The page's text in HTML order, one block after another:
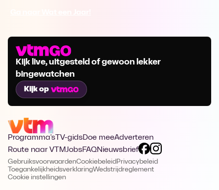
Kijk live, uitgesteld of gewoon lekker
bingewatchen
Kijk op
Programma's TV-gidsDoe meeAdverteren
Route naar VTMJobsFAQNieuwsbrief
GebruiksvoorwaardenCookiebeleid Privacybeleid
ToegankelijkheidsverklaringWedstrijdreglement
Cookie instellingen